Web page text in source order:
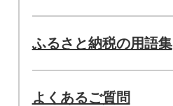
ふるさと納税の用語集
よくあるご質問